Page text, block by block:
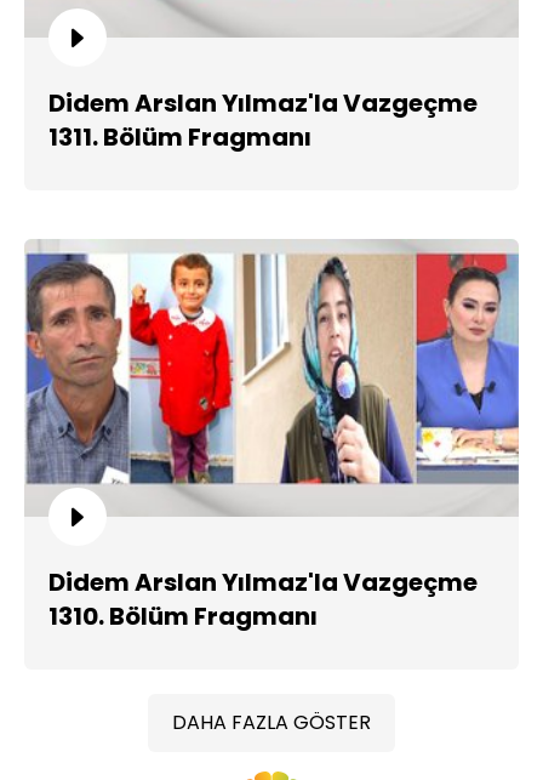
Didem Arslan Yılmaz'la Vazgeçme
1311. Bölüm Fragmanı
Didem Arslan Yılmaz'la Vazgeçme
1310. Bölüm Fragmanı
DAHA FAZLA GÖSTER